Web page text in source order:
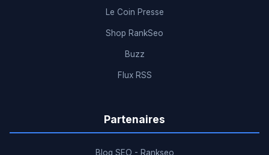
Le Coin Presse
Shop RankSeo
Buzz
Flux RSS
Partenaires
Blog SEO - Rankseo